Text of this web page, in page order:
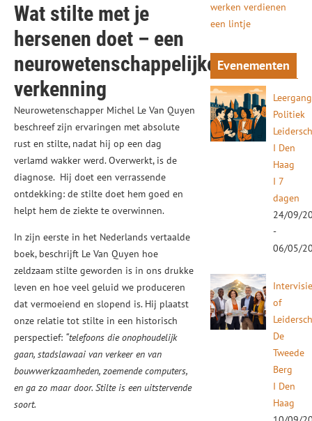
Wat stilte met je
hersenen doet – een
neurowetenschappelijke
verkenning
Neurowetenschapper Michel Le Van Quyen
beschreef zijn ervaringen met absolute
rust en stilte, nadat hij op een dag
verlamd wakker werd. Overwerkt, is de
diagnose. Hij doet een verrassende
ontdekking: de stilte doet hem goed en
helpt hem de ziekte te overwinnen.
In zijn eerste in het Nederlands vertaalde
boek, beschrijft Le Van Quyen hoe
zeldzaam stilte geworden is in ons drukke
leven en hoe veel geluid we produceren
dat vermoeiend en slopend is. Hij plaatst
onze relatie tot stilte in een historisch
perspectief: “telefoons die onophoudelijk
gaan, stadslawaai van verkeer en van
bouwwerkzaamheden, zoemende computers,
en ga zo maar door. Stilte is een uitstervende
soort.
werken verdienen
een lintje
Evenementen
Leergang
Politiek
I Den
Haag
I 7
dagen
24/09/
-
06/05/
of
De
Tweede
Berg
I Den
Haag